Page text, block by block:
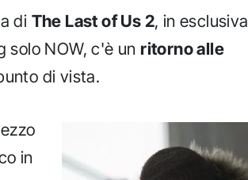
di The Last of Us 2, in esclusiva
solo NOW, c'è un ritorno alle
di vista.
in